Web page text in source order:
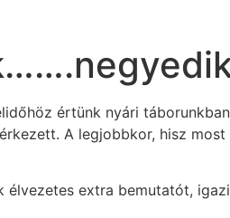
értünk nyári
A legjobbkor, hisz
élvezetes extra bemutatót,